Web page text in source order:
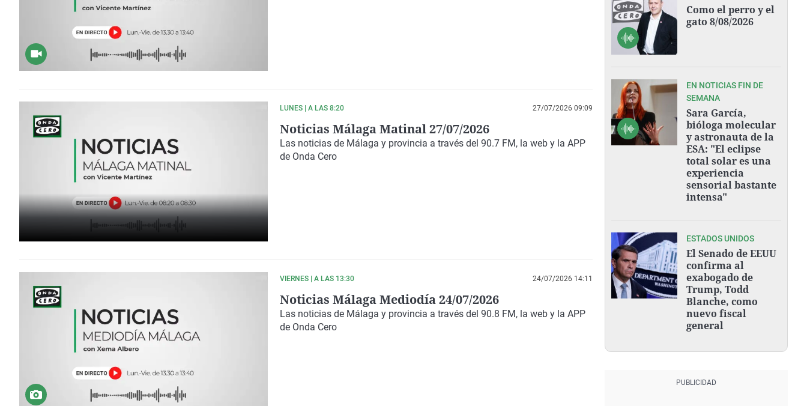
LUNES | A LAS 8:20 27/07/2026 09:09
Noticias Málaga Matinal 27/07/2026
Las noticias de Málaga y provincia a través del 90.7 FM, la web y la APP
de Onda Cero
VIERNES | A LAS 13:30 24/07/2026 14:11
Noticias Málaga Mediodía 24/07/2026
Las noticias de Málaga y provincia a través del 90.8 FM, la web y la APP
de Onda Cero
Como el perro y el
gato 8/08/2026
EN NOTICIAS FIN DE
SEMANA
Sara García,
bióloga molecular
y astronauta de la
ESA: "El eclipse
total solar es una
experiencia
sensorial bastante
intensa"
ESTADOS UNIDOS
El Senado de EEUU
confirma al
exabogado de
Trump, Todd
Blanche, como
nuevo fiscal
general